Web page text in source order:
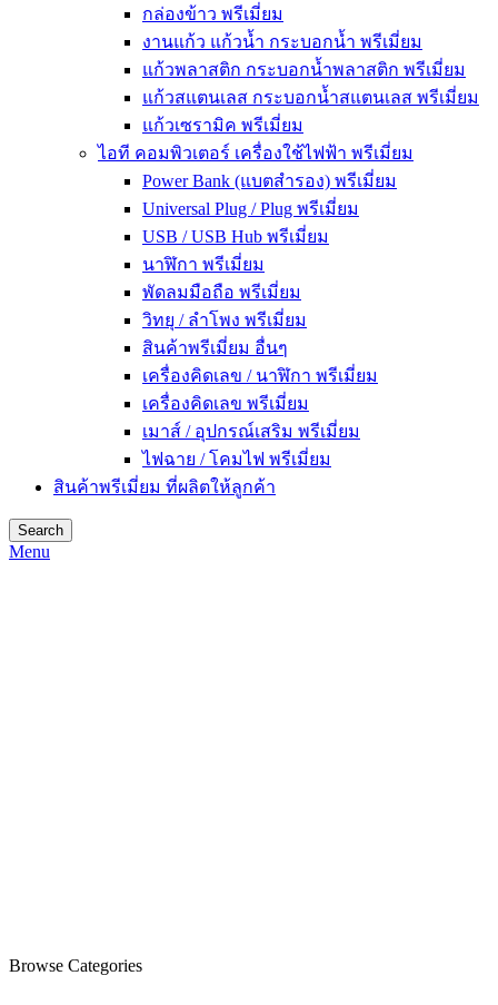
กล่องข้าว พรีเมี่ยม
งานแก้ว แก้วน้ำ กระบอกน้ำ พรีเมี่ยม
แก้วพลาสติก กระบอกน้ำพลาสติก พรีเมี่ยม
แก้วสแตนเลส กระบอกน้ำสแตนเลส พรีเมี่ยม
แก้วเซรามิค พรีเมี่ยม
ไอที คอมพิวเตอร์ เครื่องใช้ไฟฟ้า พรีเมี่ยม
Power Bank (แบตสำรอง) พรีเมี่ยม
Universal Plug / Plug พรีเมี่ยม
USB / USB Hub พรีเมี่ยม
นาฬิกา พรีเมี่ยม
พัดลมมือถือ พรีเมี่ยม
วิทยุ / ลำโพง พรีเมี่ยม
สินค้าพรีเมี่ยม อื่นๆ
เครื่องคิดเลข / นาฬิกา พรีเมี่ยม
เครื่องคิดเลข พรีเมี่ยม
เมาส์ / อุปกรณ์เสริม พรีเมี่ยม
ไฟฉาย / โคมไฟ พรีเมี่ยม
สินค้าพรีเมี่ยม ที่ผลิตให้ลูกค้า
Search
Menu
Browse Categories